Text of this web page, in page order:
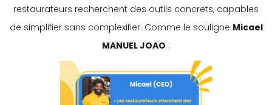
restaurateurs recherchent des outils concrets, capables
de simplifier sans complexifier. Comme le souligne Micael
MANUEL JOAO :